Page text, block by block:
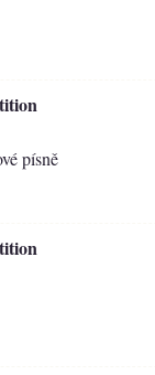
písně